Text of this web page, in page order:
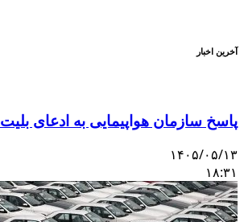
آخرین اخبار
پاسخ سازمان هواپیمایی به ادعای بلیت ۲۱ میلیون تومانی تهران–اصفهان
۱۴۰۵/۰۵/۱۳
۱۸:۳۱